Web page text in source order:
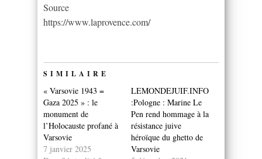
Source
https://www.laprovence.com/
SIMILAIRE
« Varsovie 1943 =
Gaza 2025 » : le
monument de
l’Holocauste profané à
Varsovie
7 janvier 2025
LEMONDEJUIF.INFO
:Pologne : Marine Le
Pen rend hommage à la
résistance juive
héroïque du ghetto de
Varsovie